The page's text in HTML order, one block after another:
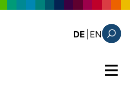
DE EN: this
Menü